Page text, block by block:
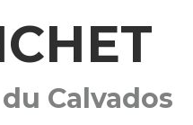
Calvados